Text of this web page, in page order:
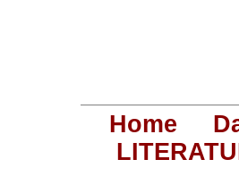
Home